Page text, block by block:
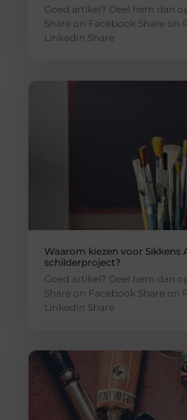
Goed artikel? Deel hem dan
Share on Facebook Share on
LinkedIn Share
Waarom kiezen voor
schilderproject?
Goed artikel? Deel hem dan
Share on Facebook Share on
LinkedIn Share